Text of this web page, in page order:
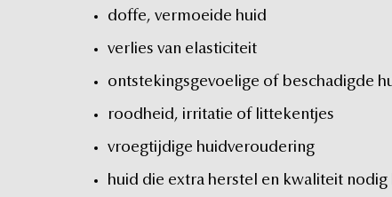
doffe, vermoeide huid
verlies van elasticiteit
ontstekingsgevoelige of beschadigde
roodheid, irritatie of littekentjes
vroegtijdige huidveroudering
huid die extra herstel en kwaliteit nodig